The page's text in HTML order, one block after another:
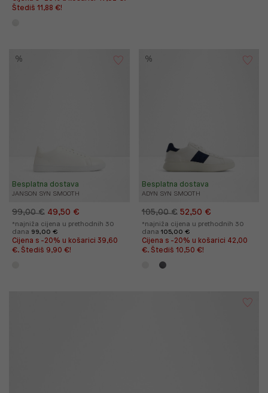
Štediš 11,88 €!
JANSON SYN SMOOTH
Besplatna dostava
%
99,00 € 49,50 €
*najniža cijena u prethodnih 30
dana 99,00 €
Cijena s -20% u košarici 39,60
€. Štediš 9,90 €!
ADYN SYN SMOOTH
Besplatna dostava
%
105,00 € 52,50 €
*najniža cijena u prethodnih 30
dana 105,00 €
Cijena s -20% u košarici 42,00
€. Štediš 10,50 €!